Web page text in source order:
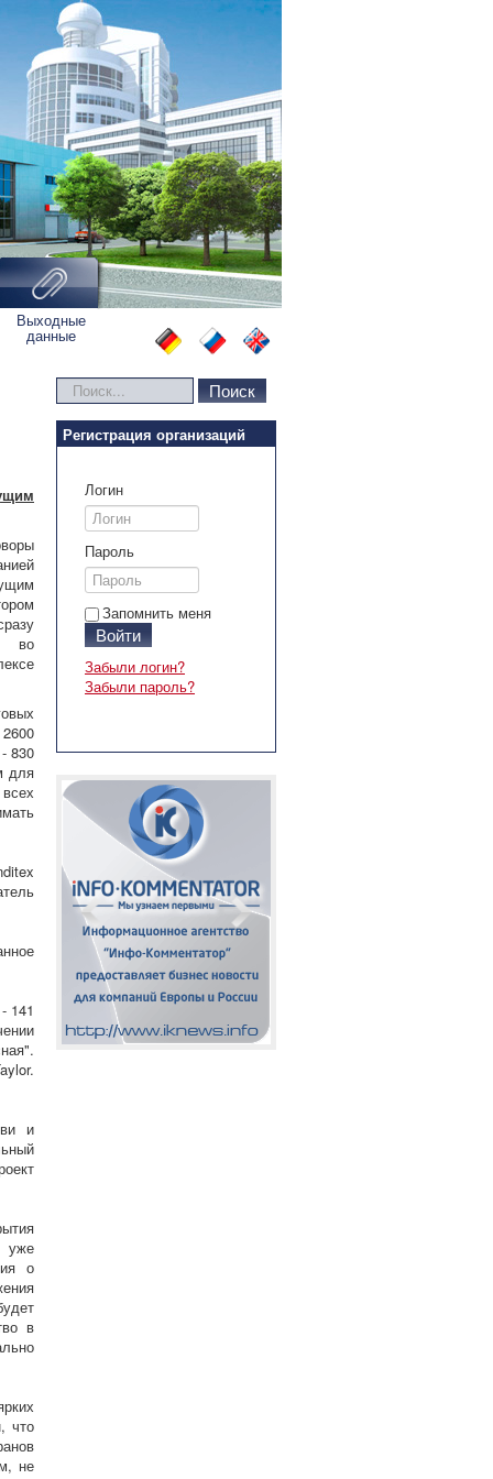
Выходные
данные
во
830
для
141
и
уже
о
в
что
не
Искать... Поиск
Регистрация организаций
Логин
Пароль
Запомнить меня
Войти
Забыли логин?
Забыли пароль?